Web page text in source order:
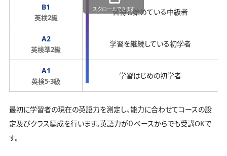
B1
英検2級
習得し始めている中級者
A2
英検準2級
学習を継続している初学者
A1
英検5-3級
学習はじめの初学者
スクロールできます
最初に学習者の現在の英語力を測定し、能力に合わせてコースの設
定及びクラス編成を行います。英語力が０ベースからでも受講OKで
す。